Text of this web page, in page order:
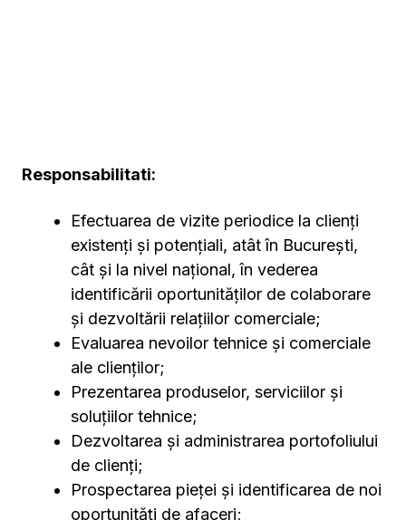
Responsabilitati:
Efectuarea de vizite periodice la clienți
existenți și potențiali, atât în București,
cât și la nivel național, în vederea
identificării oportunităților de colaborare
și dezvoltării relațiilor comerciale;
Evaluarea nevoilor tehnice și comerciale
ale clienților;
Prezentarea produselor, serviciilor și
soluțiilor tehnice;
Dezvoltarea și administrarea portofoliului
de clienți;
Prospectarea pieței și identificarea de noi
oportunități de afaceri;